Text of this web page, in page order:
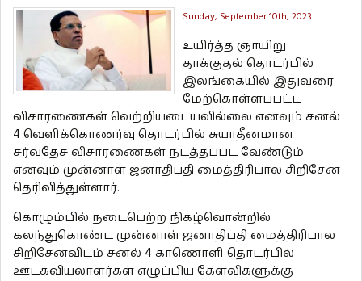
Sunday, September 10th, 2023
உயிர்த்த ஞாயிறு
தாக்குதல் தொடர்பில்
இலங்கையில் இதுவரை
மேற்கொள்ளப்பட்ட
விசாரணைகள் வெற்றியடையவில்லை எனவும் சனல்
4 வெளிக்கொணர்வு தொடர்பில் சுயாதீனமான
சர்வதேச விசாரணைகள் நடத்தப்பட வேண்டும்
எனவும் முன்னாள் ஜனாதிபதி மைத்திரிபால சிறிசேன
தெரிவித்துள்ளார்.
கொழும்பில் நடைபெற்ற நிகழ்வொன்றில்
கலந்துகொண்ட முன்னாள் ஜனாதிபதி மைத்திரிபால
சிறிசேனவிடம் சனல் 4 காணொளி தொடர்பில்
ஊடகவியலாளர்கள் எழுப்பிய கேள்விகளுக்கு